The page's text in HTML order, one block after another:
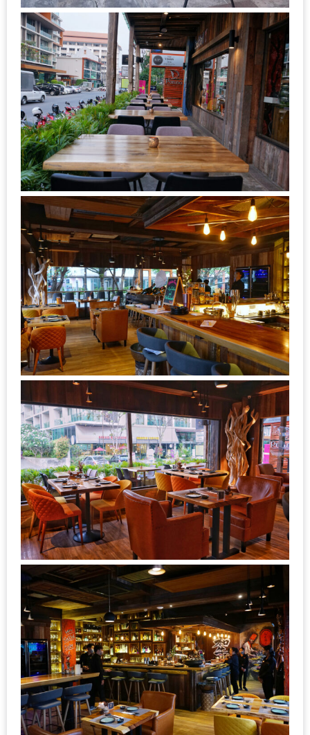
CHECKOUT
DRAFT
–
บาร์บีคิว
สาว
เหนือ
กับ
สลัด
หนุ่ม
บ้านนา
เมนู
เด็ด
จาก
ANNA
FARM
ที่
เอาชนะ
ใจ
กรรมการ
THE
DISH
EVENT
ที่
ต้อง
ห้าม
พลาด
สำหรับ
ฤดู
หนาว
นี้
กับ
PING
FAI
FESTIVAL
2